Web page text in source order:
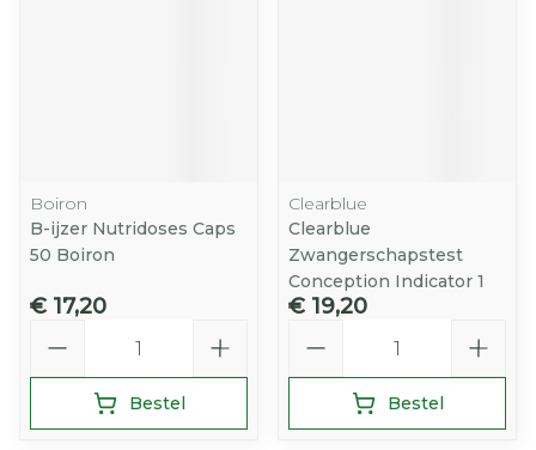
Boiron
B-ijzer Nutridoses Caps
50 Boiron
€ 17,20
Bestel
Clearblue
Clearblue
Zwangerschapstest
Conception Indicator 1
€ 19,20
Bestel